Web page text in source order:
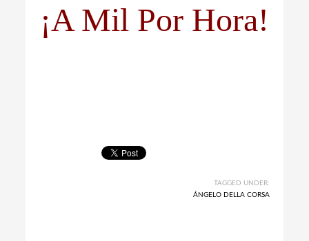
¡A Mil Por Hora!
TAGGED UNDER:
ÁNGELO DELLA CORSA